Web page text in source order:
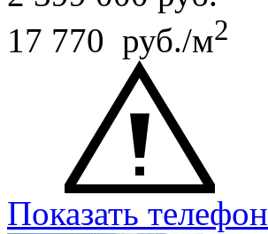
17 770 руб./м2
Показать телефон